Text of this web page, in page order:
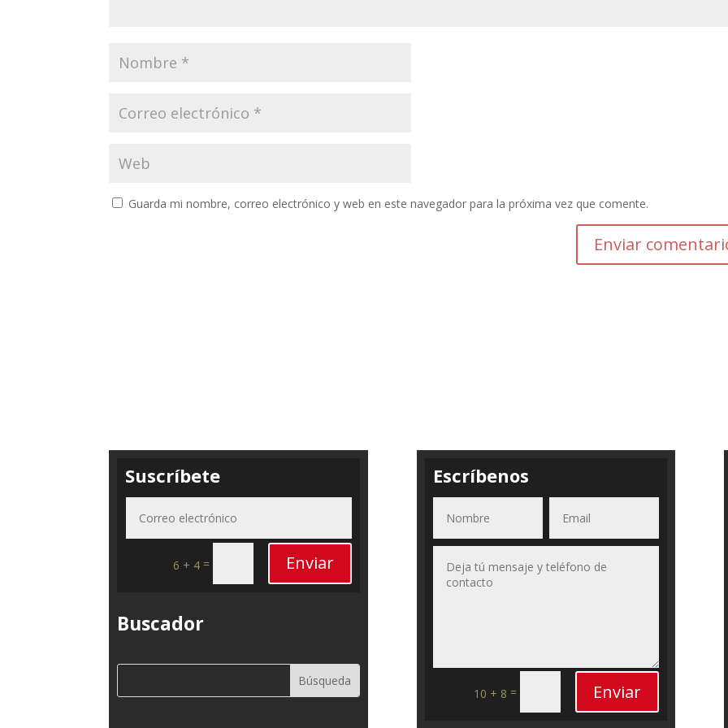
Guarda mi nombre, correo electrónico y web en este navegador para la próxima vez que comente.
Enviar
Suscríbete
6 + 4 = Enviar
Buscador
Escríbenos
10 + 8 = Enviar